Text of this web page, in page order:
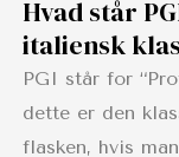
Hvad står
italiensk
PGI står for
dette er den
flasken, hvis